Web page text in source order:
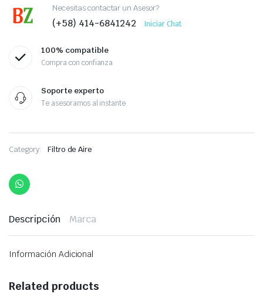
Necesitas contactar un Asesor?
(+58) 414-6841242 Iniciar Chat
100% compatible
Compra con confianza
Soporte experto
Te asesoramos al instante
Category: Filtro de Aire
Descripción Marca
Información Adicional
Related products